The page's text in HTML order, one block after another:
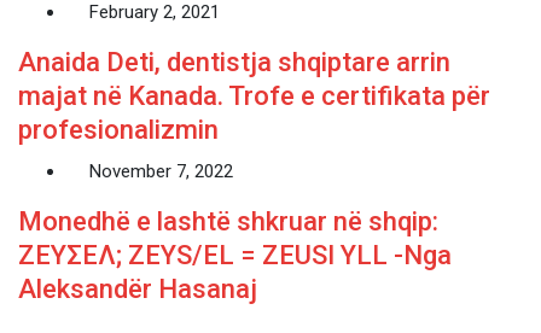
February 2, 2021
Anaida Deti, dentistja shqiptare arrin
majat në Kanada. Trofe e certifikata për
profesionalizmin
November 7, 2022
Monedhë e lashtë shkruar në shqip:
ΖΕΥΣΕΛ; ZEYS/EL = ZEUSI YLL -Nga
Aleksandër Hasanaj